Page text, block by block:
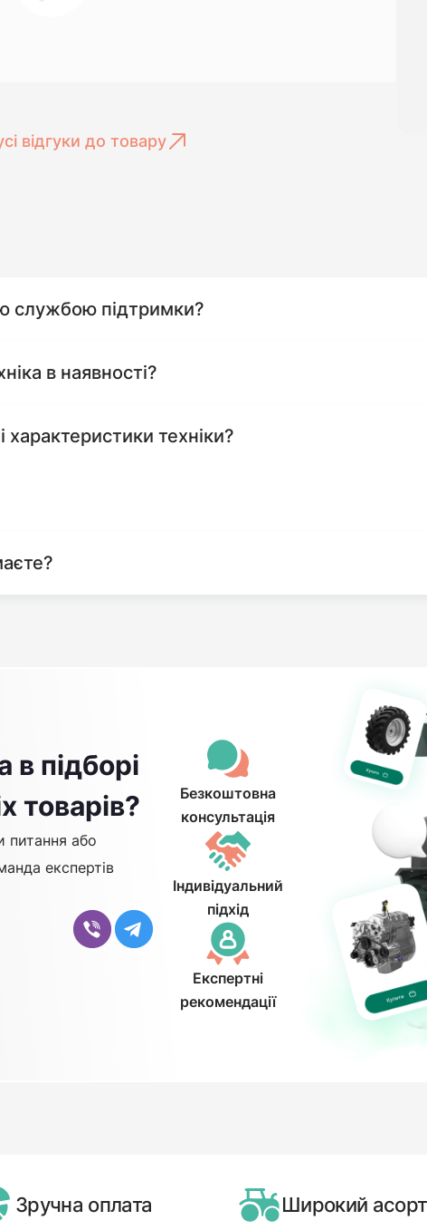
відгуки до товару
службою підтримки?
в наявності?
техніки?
в підборі
товарів?
або
експертів
Безкоштовна
консультація
Індивідуальний
підхід
Експертні
рекомендації
Зручна оплата Широкий